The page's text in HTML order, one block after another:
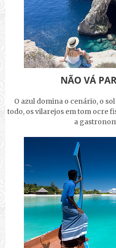
NÃO VÁ
O azul domina o cenário, o
todo, os vilarejos em tom ocre
a